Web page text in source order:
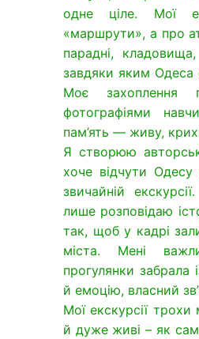
одне ціле. Мої
«маршрути», а про
парадні,
завдяки яким Одеса
Моє захоплення
фотографіями
пам’ять — живу,
Я створюю
хоче відчути
звичайній
лише розповідаю
так, щоб у кадрі
міста. Мені
прогулянки забрала
й емоцію, власний
Мої екскурсії трохи
й дуже живі – як